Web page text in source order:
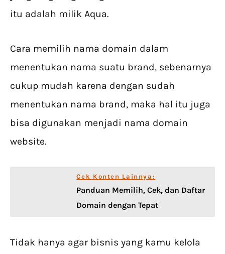
itu adalah milik Aqua.
Cara memilih nama domain dalam
menentukan nama suatu brand, sebenarnya
cukup mudah karena dengan sudah
menentukan nama brand, maka hal itu juga
bisa digunakan menjadi nama domain
website.
Cek Konten Lainnya:
Panduan Memilih, Cek, dan Daftar
Domain dengan Tepat
Tidak hanya agar bisnis yang kamu kelola